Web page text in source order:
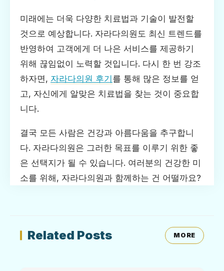
미래에는 더욱 다양한 치료법과 기술이 발전할
것으로 예상합니다. 자라다의원도 최신 트렌드를
반영하여 고객에게 더 나은 서비스를 제공하기
위해 끊임없이 노력할 것입니다. 다시 한 번 강조
하자면, 자라다의원 후기 를 통해 많은 정보를 얻
고, 자신에게 알맞은 치료법을 찾는 것이 중요합
니다.
결국 모든 사람은 건강과 아름다움을 추구합니
다. 자라다의원은 그러한 목표를 이루기 위한 좋
은 선택지가 될 수 있습니다. 여러분의 건강한 미
소를 위해, 자라다의원과 함께하는 건 어떨까요?
Related Posts MORE